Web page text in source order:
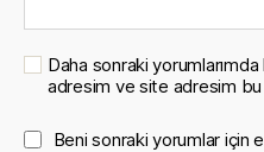
Daha sonraki yorumlarımda
adresim ve site adresim bu
Beni sonraki yorumlar için